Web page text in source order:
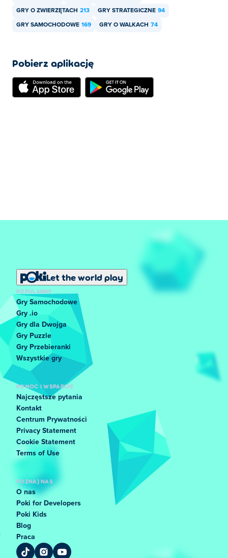
GRY O ZWIERZĘTACH 213 GRY STRATEGICZNE 94
GRY SAMOCHODOWE 169 GRY O WALKACH 74
Pobierz aplikację
Let the world play
POPULARNY
Gry Samochodowe
Gry .io
Gry dla Dwojga
Gry Puzzle
Gry Przebieranki
Wszystkie gry
POMOC I WSPARCIE
Najczęstsze pytania
Kontakt
Centrum Prywatności
Privacy Statement
Cookie Statement
Terms of Use
POZNAJ NAS
O nas
Poki for Developers
Poki Kids
Blog
Praca